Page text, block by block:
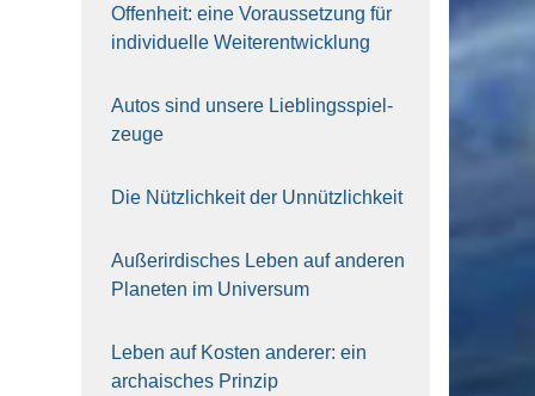
Offen­heit: eine Vor­aus­set­zung für
indi­vi­du­el­le Wei­ter­ent­wick­lung
Autos sind unse­re Lieb­lings­spiel­
zeu­ge
Die Nütz­lich­keit der Unnütz­lich­keit
Außer­ir­di­sches Leben auf ande­ren
Pla­ne­ten im Uni­ver­sum
Leben auf Kos­ten ande­rer: ein
archai­sches Prin­zip